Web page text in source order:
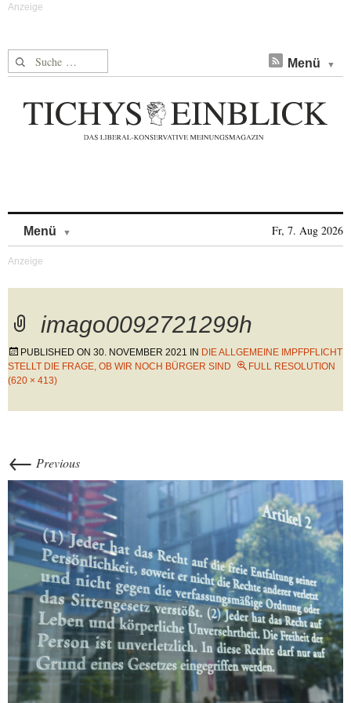
Suche nach: Menü
Menü Fr, 7. Aug 2026
imago0092721299h
PUBLISHED ON 30. NOVEMBER 2021 IN DIE ALLGEMEINE IMPFPFLICHT
STELLT DIE FRAGE, OB WIR NOCH BÜRGER SIND
FULL RESOLUTION
(620 × 413)
← Previous